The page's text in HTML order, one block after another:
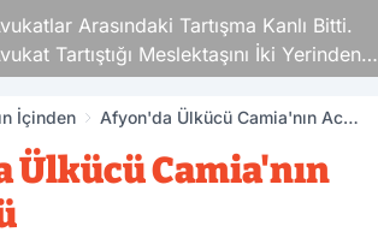
Arasındaki Tartışma Kanlı Bitti.
Tartıştığı Meslektaşını İki Yerinden
İçinden
Afyon'da Ülkücü Camia'nın Acı
Ülkücü Camia'nın